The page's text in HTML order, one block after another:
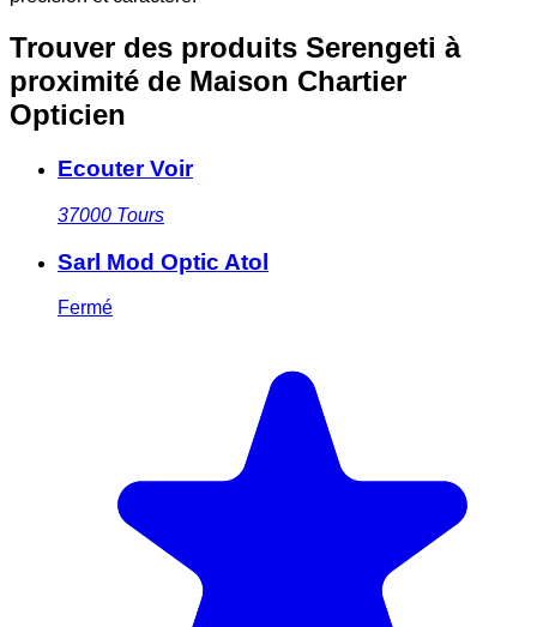
Trouver des produits Serengeti à
proximité de Maison Chartier
Opticien
Ecouter Voir
37000 Tours
Sarl Mod Optic Atol
Fermé